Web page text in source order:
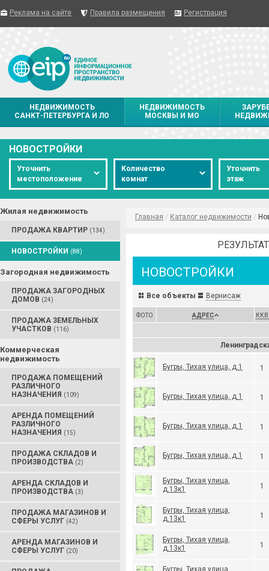
Реклама на сайте Правила размещения Регистрация
НЕДВИЖИМОСТЬ
САНКТ-ПЕТЕРБУРГА И ЛО
НЕДВИЖИМОСТЬ
МОСКВЫ И МО
НОВОСТРОЙКИ
Уточнить
местоположение
Количество
комнат
Уточнить
этаж
Жилая недвижимость
ПРОДАЖА КВАРТИР (134)
НОВОСТРОЙКИ (88)
Загородная недвижимость
ПРОДАЖА ЗАГОРОДНЫХ
ДОМОВ (24)
ПРОДАЖА ЗЕМЕЛЬНЫХ
УЧАСТКОВ (116)
Коммерческая
недвижимость
ПРОДАЖА ПОМЕЩЕНИЙ
РАЗЛИЧНОГО
НАЗНАЧЕНИЯ (109)
АРЕНДА ПОМЕЩЕНИЙ
РАЗЛИЧНОГО
НАЗНАЧЕНИЯ (15)
ПРОДАЖА СКЛАДОВ И
ПРОИЗВОДСТВА (2)
АРЕНДА СКЛАДОВ И
ПРОИЗВОДСТВА (3)
ПРОДАЖА МАГАЗИНОВ И
СФЕРЫ УСЛУГ (42)
АРЕНДА МАГАЗИНОВ И
СФЕРЫ УСЛУГ (20)
Главная / Каталог недвижимости /
НОВОСТРОЙКИ
Все объекты Вернисаж
ФОТО АДРЕС ККВ
Бугры, Тихая улица, д.1 1
Бугры, Тихая улица, д.1 1
Бугры, Тихая улица, д.1 1
Бугры, Тихая улица, д.1 1
Бугры, Тихая улица,
д.13к1
1
Бугры, Тихая улица,
д.13к1
1
Бугры, Тихая улица,
д.13к1
1
Бугры, Тихая улица,